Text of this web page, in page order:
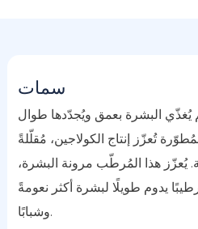
سمات
يُغذّي البشرة بعمق ويُجدّدها طوال
تُعزّز إنتاج الكولاجين، مُقلّلةً
يُعزّز هذا المُرطّب مرونة البشرة،
يدوم طويلًا لبشرة أكثر نعومةً
وشبابًا.